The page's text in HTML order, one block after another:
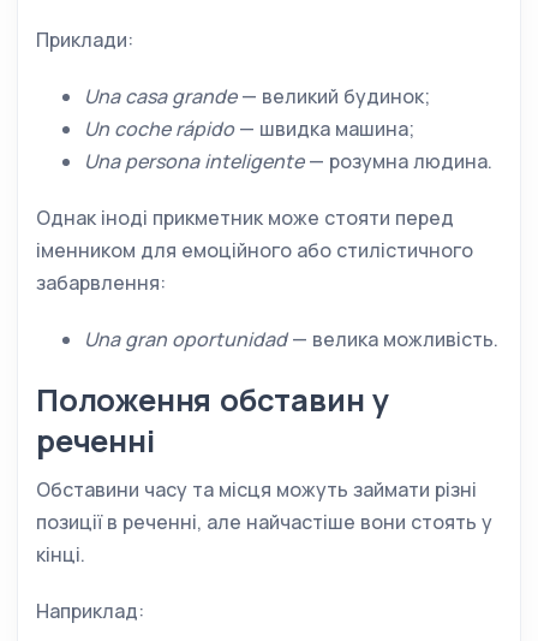
Приклади:
Una casa grande— великий будинок;
Un coche rápido— швидка машина;
Una persona inteligente— розумна людина.
Однак іноді прикметник може стояти перед
іменником для емоційного або стилістичного
забарвлення:
Una gran oportunidad— велика можливість.
Положення обставин у
реченні
Обставини часу та місця можуть займати різні
позиції в реченні, але найчастіше вони стоять у
кінці.
Наприклад: